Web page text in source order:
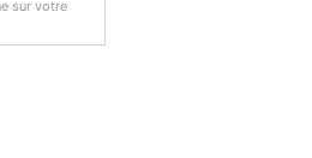
sur votre